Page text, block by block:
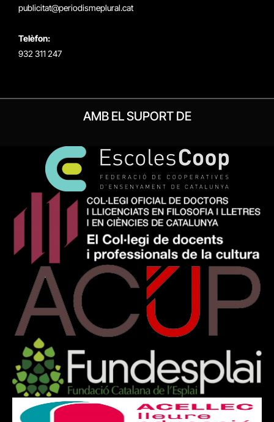
publicitat@periodismeplural.cat
Telèfon:
932 311 247
AMB EL SUPORT DE